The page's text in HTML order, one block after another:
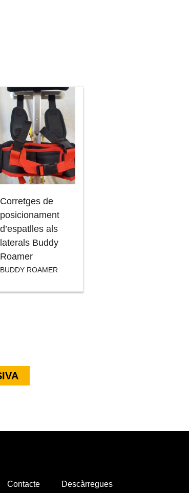
Corretges de
posicionament
d’espatlles als
laterals Buddy
Roamer
BUDDY ROAMER
Contacte Descàrregues